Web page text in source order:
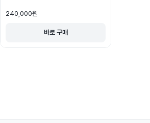
240,000원
바로 구매